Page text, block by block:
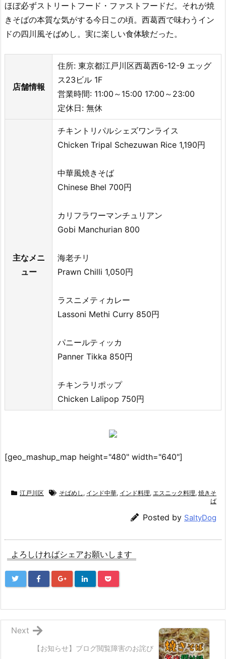
ほぼ必ずストリートフード・ファストフードだ。それが焼
きそばの本質な気がする今日この頃。西葛西で味わうイン
ドの四川風そばめし。実に楽しい食体験だった。
店舗情報
住所: 東京都江戸川区西葛西6-12-9 エッグ
ス23ビル 1F
営業時間: 11:00～15:00 17:00～23:00
定休日: 無休
主なメニ
ュー
チキントリパルシェズワンライス
Chicken Tripal Schezuwan Rice 1,190円
中華風焼きそば
Chinese Bhel 700円
カリフラワーマンチュリアン
Gobi Manchurian 800
海老チリ
Prawn Chilli 1,050円
ラスニメティカレー
Lassoni Methi Curry 850円
パニールティッカ
Panner Tikka 850円
チキンラリポップ
Chicken Lalipop 750円
[geo_mashup_map height="480" width="640"]
江戸川区 そばめし , インド中華, インド料理, エスニック料理, 焼きそ
ば
Posted by SaltyDog
よろしければシェアお願いします
【お知らせ】ブログ閲覧障害のお詫び
Next